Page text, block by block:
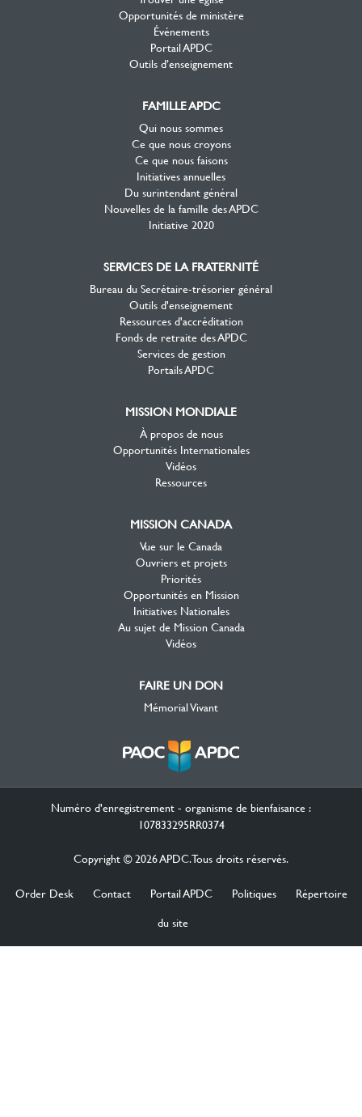
Opportunités de ministère
Événements
Portail APDC
Outils d’enseignement
FAMILLE APDC
Qui nous sommes
Ce que nous croyons
Ce que nous faisons
Initiatives annuelles
Du surintendant général
Nouvelles de la famille des APDC
Initiative 2020
SERVICES DE LA FRATERNITÉ
Bureau du Secrétaire-trésorier général
Outils d'enseignement
Ressources d'accréditation
Fonds de retraite des APDC
Services de gestion
Portails APDC
MISSION MONDIALE
À propos de nous
Opportunités Internationales
Vidéos
Ressources
MISSION CANADA
Vue sur le Canada
Ouvriers et projets
Priorités
Opportunités en Mission
Initiatives Nationales
Au sujet de Mission Canada
Vidéos
FAIRE UN DON
Mémorial Vivant
Numéro d'enregistrement - organisme de bienfaisance :
107833295RR0374
Copyright © 2026 APDC. Tous droits réservés.
Order Desk Contact Portail APDC Politiques
Répertoire
du site